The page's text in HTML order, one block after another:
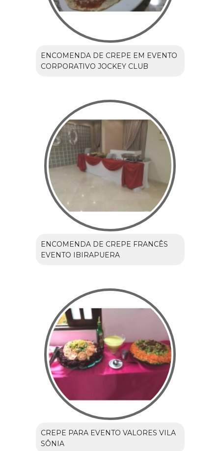
ENCOMENDA DE CREPE EM EVENTO
CORPORATIVO JOCKEY CLUB
ENCOMENDA DE CREPE FRANCÊS
EVENTO IBIRAPUERA
CREPE PARA EVENTO VALORES VILA
SÔNIA